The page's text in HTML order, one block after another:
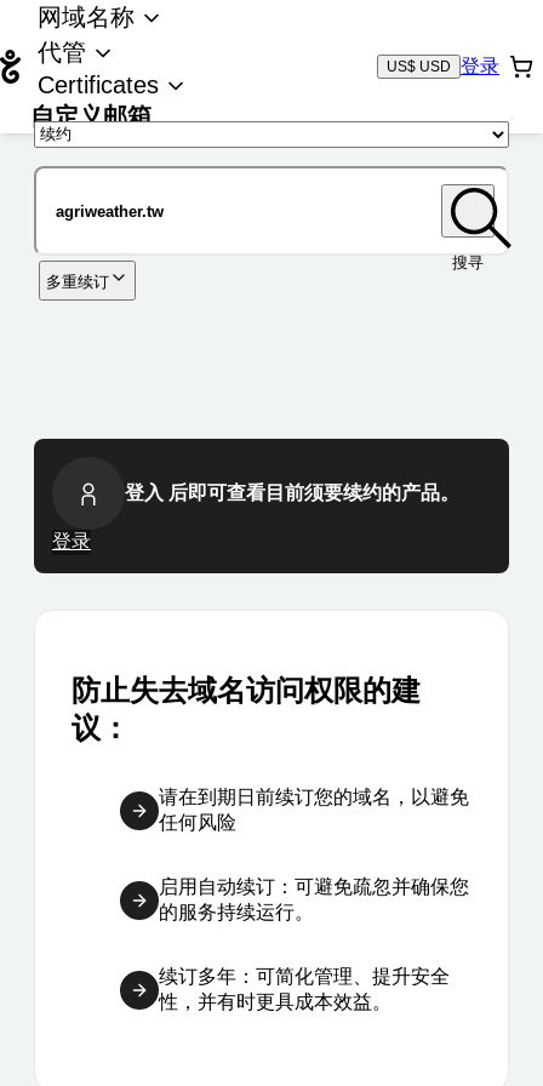
网域名称
代管
Certificates
自定义邮箱
US$ USD 登录
搜寻
多重续订
登入 后即可查看目前须要续约的产品。
登录
防止失去域名访问权限的建
议：
请在到期日前续订您的域名，以避免
任何风险
启用自动续订：可避免疏忽并确保您
的服务持续运行。
续订多年：可简化管理、提升安全
性，并有时更具成本效益。